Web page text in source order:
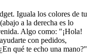
Iguala los colores de tu
a la derecha es lo
Algo como: "¡Hola!
con pedidos,
qué te echo una mano?"